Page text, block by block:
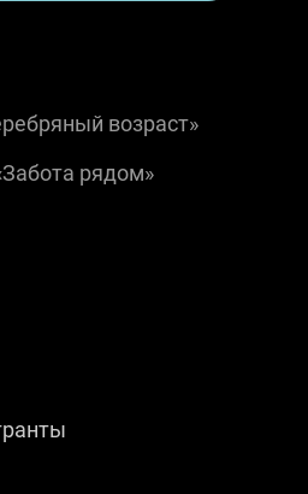
возраст»
рядом»